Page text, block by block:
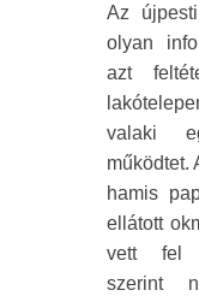
Az
olyan
azt
valaki
működtet.
hamis
ellátott
vett fel
szerint